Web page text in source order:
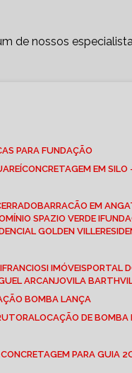
de nossos
PARA FUNDAÇÃO
CONCRETAGEM EM
BARRACÃO EM
SPAZIO VERDE I
GOLDEN VILLE
FRANCIOSI IMÓVEIS PORTAL
ARCANJO VILA BARTH
BOMBA LANÇA
LOCAÇÃO DE
CONCRETAGEM PARA GUIA 2